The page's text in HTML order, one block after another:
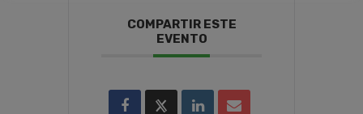
COMPARTIR ESTE
EVENTO